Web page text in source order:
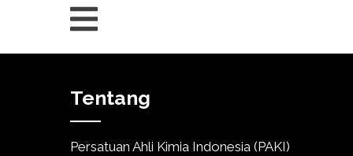
Tentang
Persatuan Ahli Kimia Indonesia (PAKI)